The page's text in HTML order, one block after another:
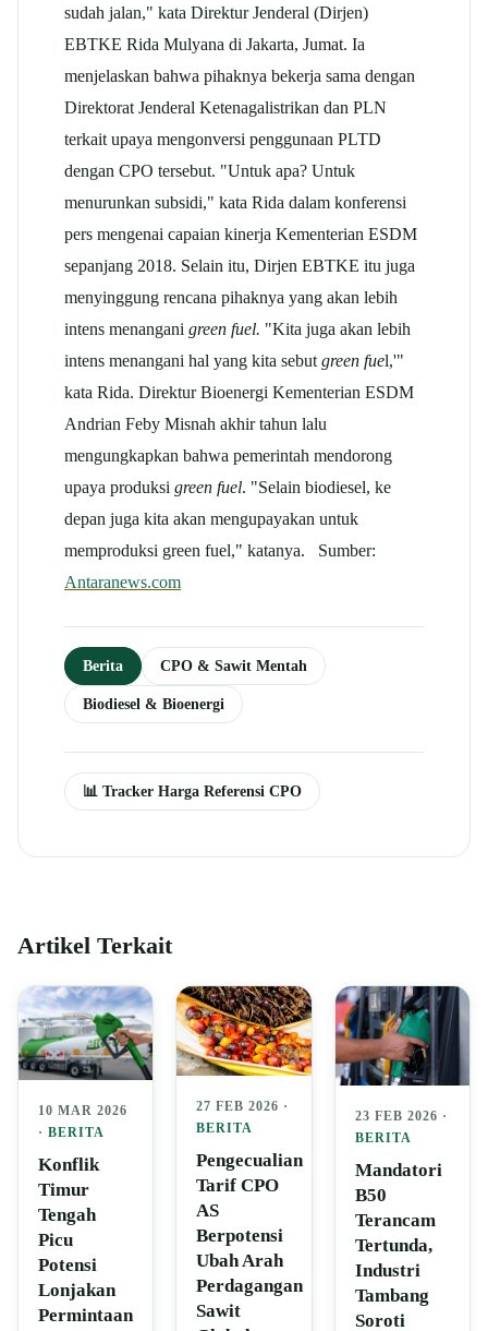
sudah jalan," kata Direktur Jenderal (Dirjen)
EBTKE Rida Mulyana di Jakarta, Jumat. Ia
menjelaskan bahwa pihaknya bekerja sama dengan
Direktorat Jenderal Ketenagalistrikan dan PLN
terkait upaya mengonversi penggunaan PLTD
dengan CPO tersebut. "Untuk apa? Untuk
menurunkan subsidi," kata Rida dalam konferensi
pers mengenai capaian kinerja Kementerian ESDM
sepanjang 2018. Selain itu, Dirjen EBTKE itu juga
menyinggung rencana pihaknya yang akan lebih
intens menangani green fuel. "Kita juga akan lebih
intens menangani hal yang kita sebut green fuel,'"
kata Rida. Direktur Bioenergi Kementerian ESDM
Andrian Feby Misnah akhir tahun lalu
mengungkapkan bahwa pemerintah mendorong
upaya produksi green fuel. "Selain biodiesel, ke
depan juga kita akan mengupayakan untuk
memproduksi green fuel," katanya. Sumber:
Antaranews.com
Berita CPO & Sawit Mentah
Biodiesel & Bioenergi
📊 Tracker Harga Referensi CPO
Artikel Terkait
10 MAR 2026
· BERITA
Konflik
Timur
Tengah
Picu
Potensi
Lonjakan
Permintaan
27 FEB 2026 ·
BERITA
Pengecualian
Tarif CPO
AS
Berpotensi
Ubah Arah
Perdagangan
Sawit
23 FEB 2026 ·
BERITA
Mandatori
B50
Terancam
Tertunda,
Industri
Tambang
Soroti